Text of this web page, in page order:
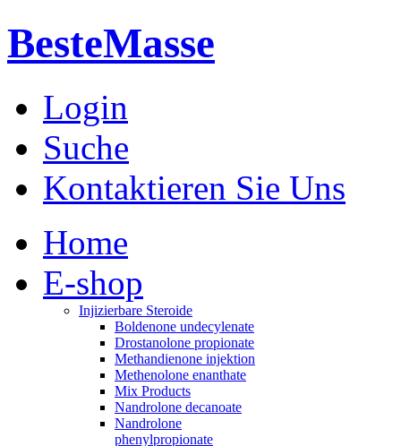
BesteMasse
Login
Suche
Kontaktieren Sie Uns
Home
E-shop
Injizierbare Steroide
Boldenone undecylenate
Drostanolone propionate
Methandienone injektion
Methenolone enanthate
Mix Products
Nandrolone decanoate
Nandrolone
phenylpropionate